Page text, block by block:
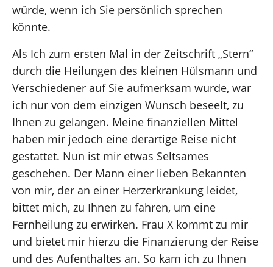
würde, wenn ich Sie persönlich sprechen
könnte.
Als Ich zum ersten Mal in der Zeitschrift „Stern“
durch die Heilungen des kleinen Hülsmann und
Verschiedener auf Sie aufmerksam wurde, war
ich nur von dem einzigen Wunsch beseelt, zu
Ihnen zu gelangen. Meine finanziellen Mittel
haben mir jedoch eine derartige Reise nicht
gestattet. Nun ist mir etwas Seltsames
geschehen. Der Mann einer lieben Bekannten
von mir, der an einer Herzerkrankung leidet,
bittet mich, zu Ihnen zu fahren, um eine
Fernheilung zu erwirken. Frau X kommt zu mir
und bietet mir hierzu die Finanzierung der Reise
und des Aufenthaltes an. So kam ich zu Ihnen